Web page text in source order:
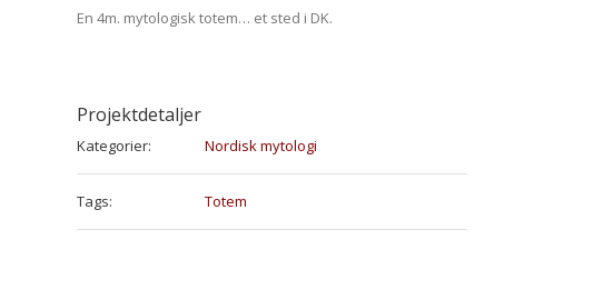
En 4m. mytologisk totem… et sted i DK.
Projektdetaljer
Kategorier: Nordisk mytologi
Tags: Totem